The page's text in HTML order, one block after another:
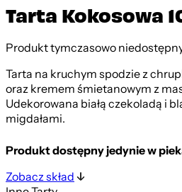
Tarta Kokosowa
Produkt tymczasowo
Tarta na kruchym spodzie z
oraz kremem śmietanowym z
Udekorowana białą czekoladą i
migdałami.
Produkt dostępny jedynie w
Zobacz skład